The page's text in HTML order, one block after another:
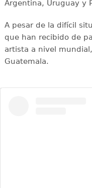
Argentina, Uruguay y
A pesar de la difícil
que han recibido de
artista a nivel
Guatemala.